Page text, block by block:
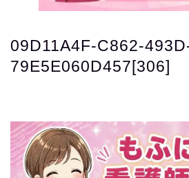
09D11A4F-C862-
79E5E060D457[306]